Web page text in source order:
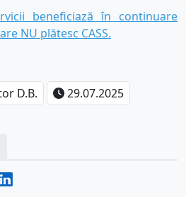
beneficiază în continuare
NU plătesc CASS.
D.B. 29.07.2025